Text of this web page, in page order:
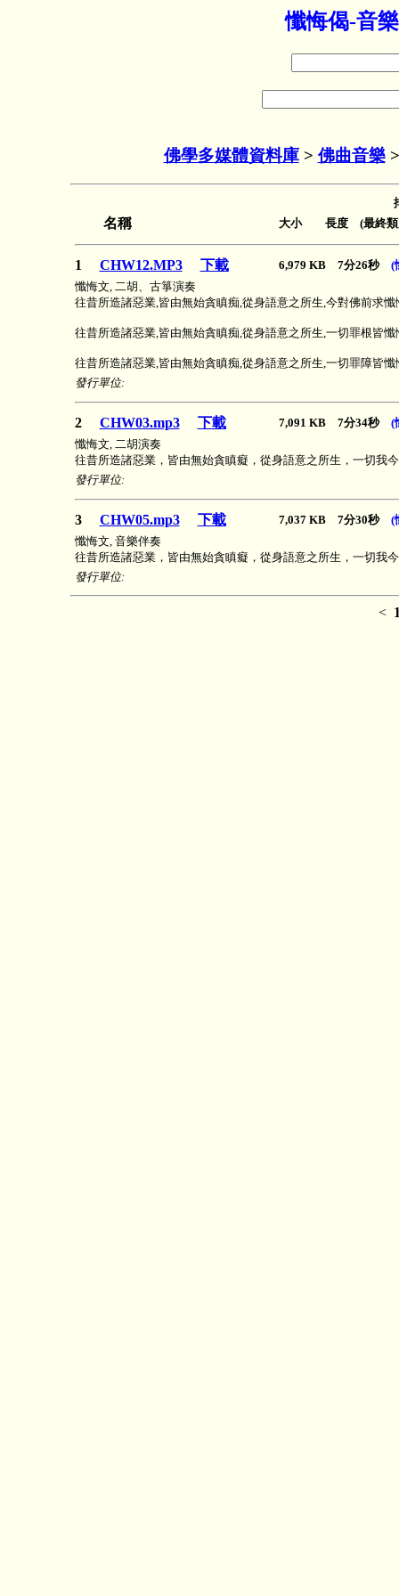
懺悔偈-音
佛學多媒體資料庫> 佛曲音樂
名稱 大小 長度 (最終類
1 CHW12.MP3 下載 6,979 KB 7分26秒 (
懺悔文, 二胡、古箏演奏
往昔所造諸惡業,皆由無始貪瞋痴,從身語意之所生,今對佛前求懺
往昔所造諸惡業,皆由無始貪瞋痴,從身語意之所生,一切罪根皆懺
往昔所造諸惡業,皆由無始貪瞋痴,從身語意之所生,一切罪障皆懺
發行單位:
2 CHW03.mp3 下載 7,091 KB 7分34秒 (
懺悔文, 二胡演奏
往昔所造諸惡業，皆由無始貪瞋癡，從身語意之所生，一切我
發行單位:
3 CHW05.mp3 下載 7,037 KB 7分30秒 (
懺悔文, 音樂伴奏
往昔所造諸惡業，皆由無始貪瞋癡，從身語意之所生，一切我
發行單位:
<